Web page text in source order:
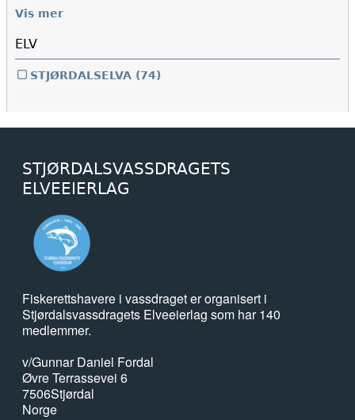
Vis mer
ELV
STJØRDALSELVA (74)
STJØRDALSVASSDRAGETS
ELVEEIERLAG
Fiskerettshavere i vassdraget er organisert i
Stjørdalsvassdragets Elveeierlag som har 140
medlemmer.
v/Gunnar Daniel Fordal
Øvre Terrassevei 6
7506Stjørdal
Norge